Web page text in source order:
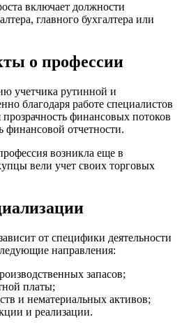
включает должности
главного бухгалтера или
о профессии
учетчика рутинной и
благодаря работе специалистов
прозрачность финансовых потоков
финансовой отчетности.
возникла еще в
вели учет своих торговых
от специфики деятельности
направления:
запасов;
платы;
и нематериальных активов;
и реализации.